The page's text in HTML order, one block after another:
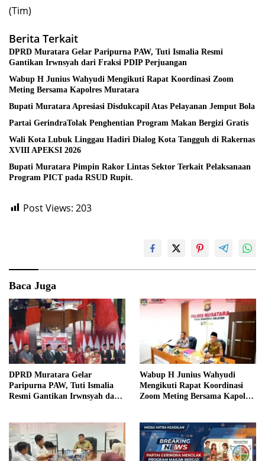
(Tim)
Berita Terkait
DPRD Muratara Gelar Paripurna PAW, Tuti Ismalia Resmi
Gantikan Irwnsyah dari Fraksi PDIP Perjuangan
Wabup H Junius Wahyudi Mengikuti Rapat Koordinasi Zoom
Meting Bersama Kapolres Muratara
Bupati Muratara Apresiasi Disdukcapil Atas Pelayanan Jemput Bola
Partai GerindraTolak Penghentian Program Makan Bergizi Gratis
Wali Kota Lubuk Linggau Hadiri Dialog Kota Tangguh di Rakernas
XVIII APEKSI 2026
Bupati Muratara Pimpin Rakor Lintas Sektor Terkait Pelaksanaan
Program PICT pada RSUD Rupit.
Post Views: 203
Baca Juga
DPRD Muratara Gelar
Paripurna PAW, Tuti Ismalia
Resmi Gantikan Irwnsyah dari
Wabup H Junius Wahyudi
Mengikuti Rapat Koordinasi
Zoom Meting Bersama Kapolres